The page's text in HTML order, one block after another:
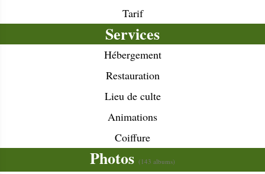
Tarif
Services
Hébergement
Restauration
Lieu de culte
Animations
Coiffure
Photos (143 albums)